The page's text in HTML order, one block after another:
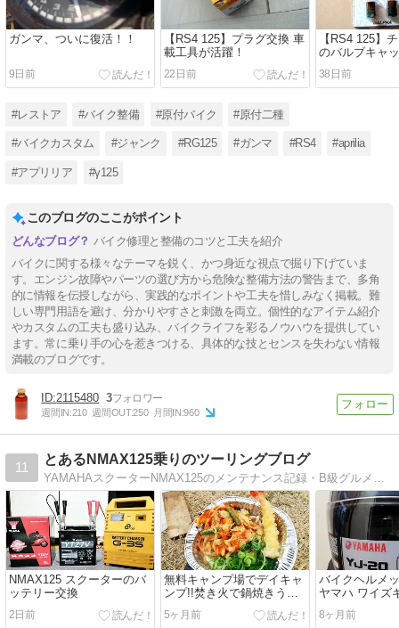
ガンマ、ついに復活！！
9日前
【RS4 125】プラグ交換 車
載工具が活躍！
22日前
【RS4 125】
のバルブキャ
な足元に！
38日前
#レストア #バイク整備 #原付バイク #原付二種
#バイクカスタム #ジャンク #RG125 #ガンマ #RS4 #aprilia
#アプリリア #γ125
このブログのここがポイント
バイク修理と整備のコツと工夫を紹介
バイクに関する様々なテーマを鋭く、かつ身近な視点で掘り下げていま
す。エンジン故障やパーツの選び方から危険な整備方法の警告まで、多角
的に情報を伝授しながら、実践的なポイントや工夫を惜しみなく掲載。難
しい専門用語を避け、分かりやすさと刺激を両立。個性的なアイテム紹介
やカスタムの工夫も盛り込み、バイクライフを彩るノウハウを提供してい
ます。常に乗り手の心を惹きつける、具体的な技とセンスを失わない情報
満載のブログです。
2115480 3
週間IN:210 週間OUT:250 月間IN:960
11
とあるNMAX125乗りのツーリングブログ
YAMAHAスクーターNMAX125のメンテナンス記録・B級グルメツーリングのブログです
NMAX125 スクーターのバ
ッテリー交換
2日前
無料キャンプ場でデイキャ
ンプ!!焚き火で鍋焼きうど
んツーリングin京都府京北
5ヶ月前
バイクヘルメ
ヤマハ ワイズ
ゼニス
8ヶ月前